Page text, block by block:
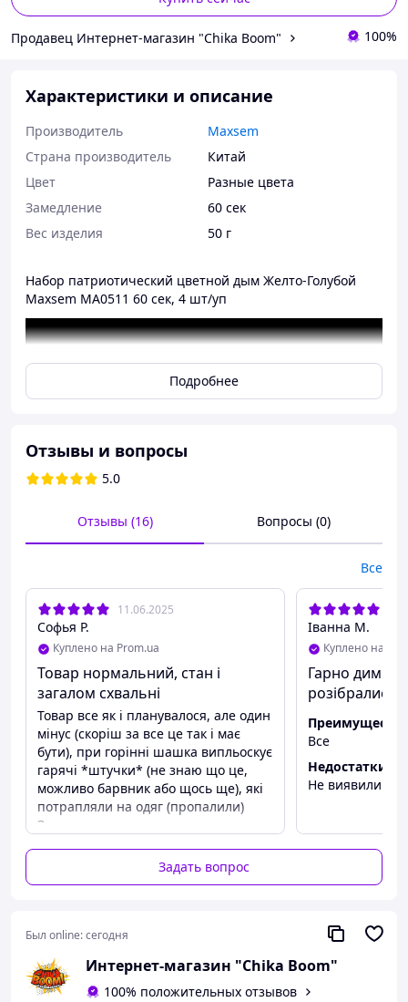
Продавец Интернет-магазин "Chika Boom" 100%
Характеристики и описание
Производитель
Maxsem
Страна производитель
Китай
Цвет
Разные цвета
Замедление
60 сек
Вес изделия
50 г
Набор патриотический цветной дым Желто-Голубой
Maxsem MA0511 60 сек, 4 шт/уп
Подробнее
Отзывы и вопросы
5.0
Отзывы (16) Вопросы (0)
Все
11.06.2025
Софья Р.
Куплено на Prom.ua
Товар нормальний, стан і
загалом схвальні
Товар все як і планувалося, але один
мінус (скоріш за все це так і має
бути), при горінні шашка випльоскує
гарячі *штучки* (не знаю що це,
можливо барвник або щось ще), які
потрапляли на одяг (пропалили)
Загалом все задовольняє, свою
Іванна М.
Куплено на
Гарно
розібрались(
Преимущества
Все
Недостатки
Не виявили
Задать вопрос
Был online:сегодня
Интернет-магазин "Chika Boom"
100% положительных отзывов